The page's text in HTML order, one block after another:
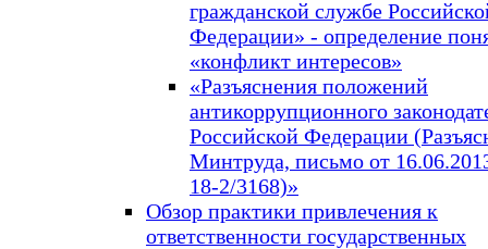
гражданской службе
Федерации» - определение
«конфликт интересов»
«Разъяснения положений
антикоррупционного
Российской Федерации
Минтруда, письмо от
18-2/3168)»
Обзор практики привлечения к
ответственности государственных